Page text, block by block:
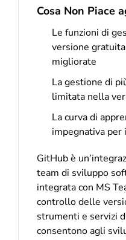
Cosa Non Piace
Le funzioni di
versione
migliorate
La gestione di
limitata nella
La curva di
impegnativa per
GitHub è
team di sviluppo
integrata con MS
controllo delle
strumenti e servizi
consentono agli